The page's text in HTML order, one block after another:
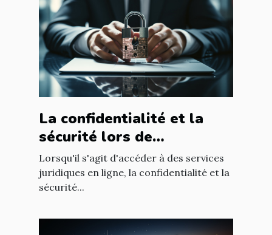
La confidentialité et la
sécurité lors de
l'utilisation d'un avocat en
ligne
Lorsqu'il s'agit d'accéder à des services
juridiques en ligne, la confidentialité et la
sécurité...